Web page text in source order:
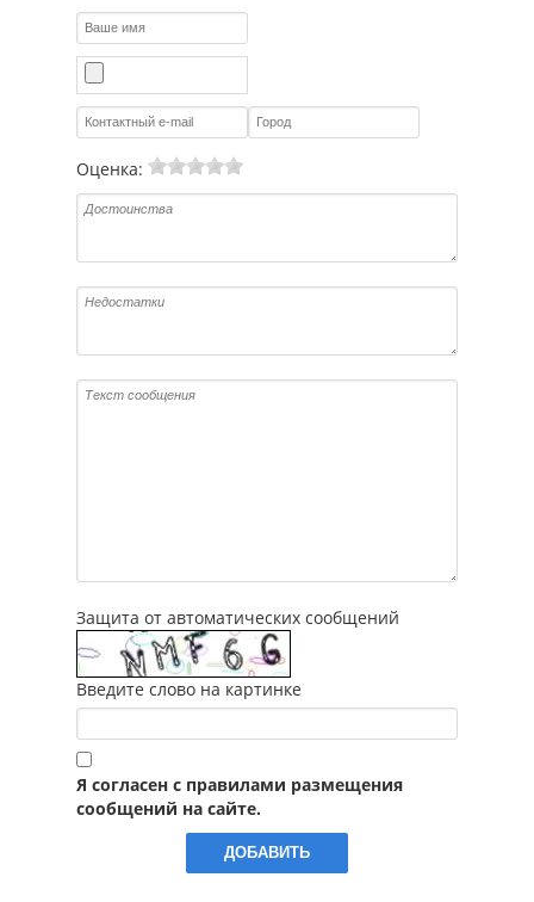
Оценка:
Защита от автоматических сообщений
Введите слово на картинке
Я согласен с правилами размещения
сообщений на сайте.